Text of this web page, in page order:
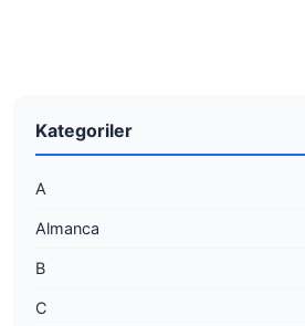
Kategoriler
A
Almanca
B
C